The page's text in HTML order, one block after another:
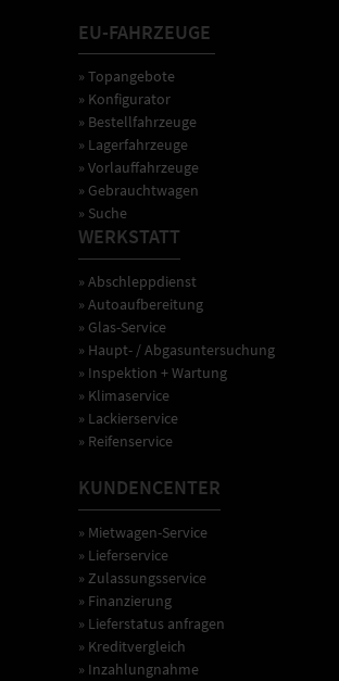
EU-FAHRZEUGE
» Topangebote
» Konfigurator
» Bestellfahrzeuge
» Lagerfahrzeuge
» Vorlauffahrzeuge
» Gebrauchtwagen
» Suche
WERKSTATT
» Abschleppdienst
» Autoaufbereitung
» Glas-Service
» Haupt- / Abgasuntersuchung
» Inspektion + Wartung
» Klimaservice
» Lackierservice
» Reifenservice
KUNDENCENTER
» Mietwagen-Service
» Lieferservice
» Zulassungsservice
» Finanzierung
» Lieferstatus anfragen
» Kreditvergleich
» Inzahlungnahme